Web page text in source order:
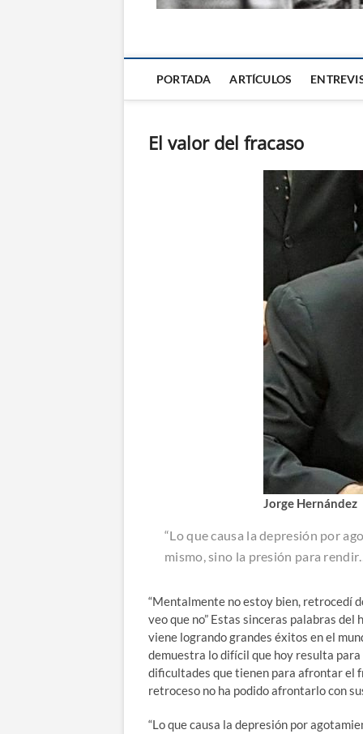
PORTADA ARTÍCULOS
El valor del fracaso
Jorge Hernández
“Lo que causa la depresión por
mismo, sino la presión para
“Mentalmente no estoy bien, retrocedí
veo que no” Estas sinceras palabras del
viene logrando grandes éxitos en el
demuestra lo difícil que hoy resulta
dificultades que tienen para afrontar el
retroceso no ha podido afrontarlo con
“Lo que causa la depresión por